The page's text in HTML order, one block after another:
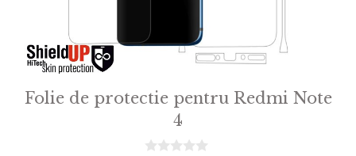
Folie de protectie pentru Redmi Note
4